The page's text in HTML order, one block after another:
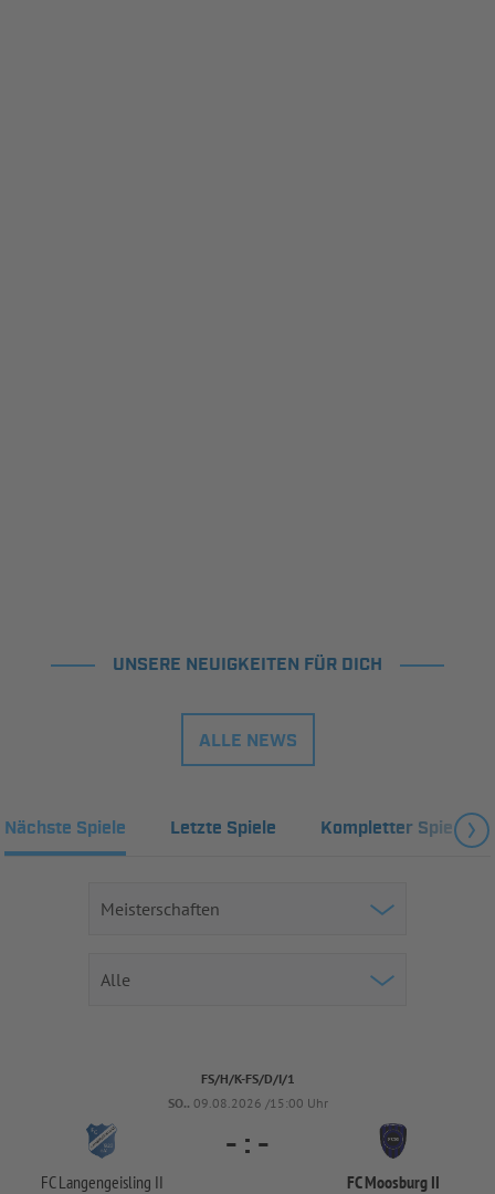
UNSERE NEUIGKEITEN FÜR DICH
ALLE NEWS
Nächste Spiele Letzte Spiele Kompletter Spielplan
FS/H/K-FS/D/I/1
SO.. 09.08.2026 /15:00 Uhr
FC Langengeisling II
- : -
FC Moosburg II